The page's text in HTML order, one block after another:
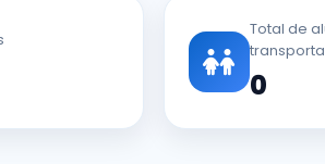
Total de
0